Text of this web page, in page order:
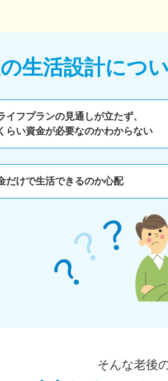
生活設計につ
イフプランの見通しが立たず、
らい資金が必要なのかわからない
だけで生活できるのか心配
そんな老後